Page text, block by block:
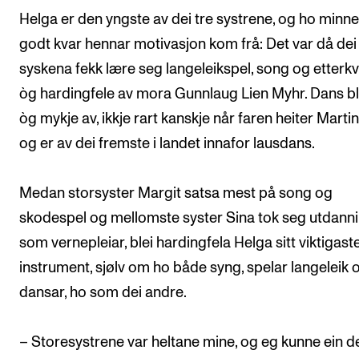
Helga er den yngste av dei tre systrene, og ho
godt kvar hennar motivasjon kom frå: Det var då
syskena fekk lære seg langeleikspel, song og
òg hardingfele av mora Gunnlaug Lien Myhr. Dans
òg mykje av, ikkje rart kanskje når faren heiter
og er av dei fremste i landet innafor lausdans.
Medan storsyster Margit satsa mest på song og
skodespel og mellomste syster Sina tok seg
som vernepleiar, blei hardingfela Helga sitt
instrument, sjølv om ho både syng, spelar langeleik
dansar, ho som dei andre.
– Storesystrene var heltane mine, og eg kunne ein